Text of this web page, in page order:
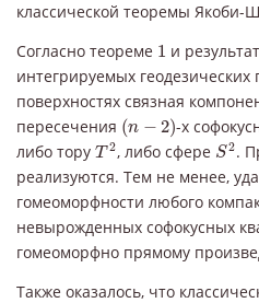
классической теоремы Якоби-
Cогласно теореме 1
1 и
интегрируемых
поверхностях связная
пересечения (n − 2)
(n ) -x
либо тору T 2
T2, либо сфере S2
S2.
реализуются. Тем не менее,
гомеоморфности любого
невырожденных софокусных
гомеоморфно прямому
Также оказалось, что